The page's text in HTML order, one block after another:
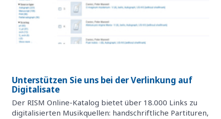
Unterstützen Sie uns bei der Verlinkung auf
Digitalisate
Der RISM Online-Katalog bietet über 18.000 Links zu
digitalisierten Musikquellen: handschriftliche Partituren,